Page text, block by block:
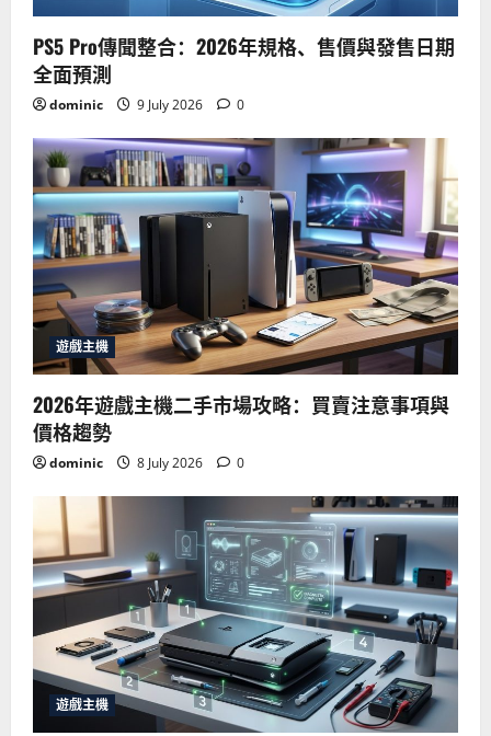
PS5 Pro傳聞整合：2026年規格、售價與發售日期
全面預測
dominic 9 July 2026 0
遊戲主機
2026年遊戲主機二手市場攻略：買賣注意事項與
價格趨勢
dominic 8 July 2026 0
遊戲主機